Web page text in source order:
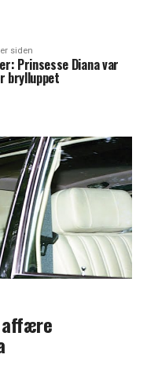
siden
Prinsesse Diana var
brylluppet
affære